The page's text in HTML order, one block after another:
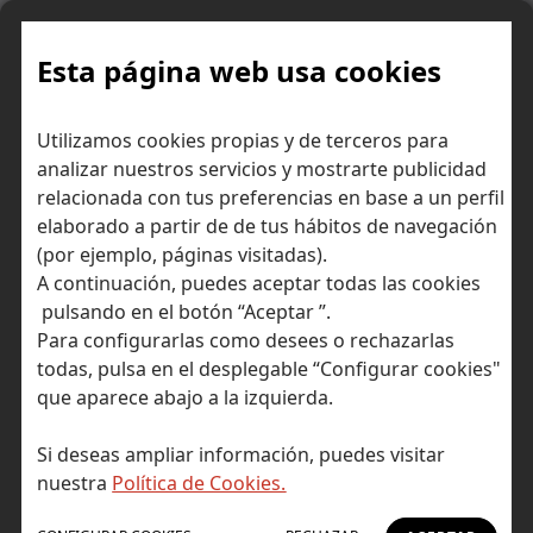
Esta página web usa cookies
Utilizamos cookies propias y de terceros para
analizar nuestros servicios y mostrarte publicidad
relacionada con tus preferencias en base a un perfil
elaborado a partir de de tus hábitos de navegación
(por ejemplo, páginas visitadas).
A continuación, puedes aceptar todas las cookies
pulsando en el botón “Aceptar ”.
Para configurarlas como desees o rechazarlas
todas, pulsa en el desplegable “Configurar cookies"
que aparece abajo a la izquierda.
Si deseas ampliar información, puedes visitar
nuestra Política de Cookies.
Skip
Ir a Self Bank »
El Blog de Self
Bank
No hay resultados